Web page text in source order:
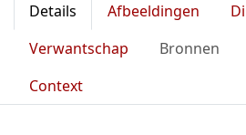
Details Afbeeldingen
Verwantschap
Bronnen
Context